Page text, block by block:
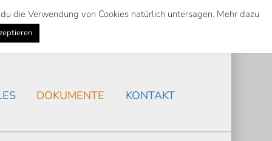
Suche
Search
AKTUELLES
DOKUMENTE KONTAKT
die Verwendung von Cookies natürlich untersagen. Mehr dazu